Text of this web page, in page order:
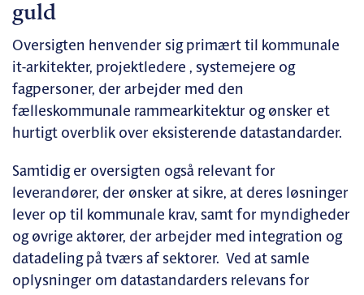
guld
Oversigten henvender sig primært til kommunale
it-arkitekter, projektledere , systemejere og
fagpersoner, der arbejder med den
fælleskommunale rammearkitektur og ønsker et
hurtigt overblik over eksisterende datastandarder.
Samtidig er oversigten også relevant for
leverandører, der ønsker at sikre, at deres løsninger
lever op til kommunale krav, samt for myndigheder
og øvrige aktører, der arbejder med integration og
datadeling på tværs af sektorer. Ved at samle
oplysninger om datastandarders relevans for